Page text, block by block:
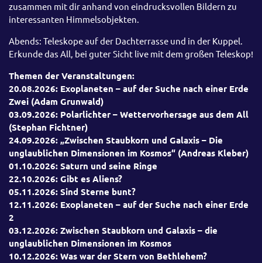
zusammen mit dir anhand von eindrucksvollen Bildern zu
interessanten Himmelsobjekten.
Abends: Teleskope auf der Dachterrasse und in der Kuppel.
Erkunde das All, bei guter Sicht live mit dem großen Teleskop!
Themen der Veranstaltungen:
20.08.2026: Exoplaneten – auf der Suche nach einer Erde
Zwei (Adam Grunwald)
03.09.2026: Polarlichter – Wettervorhersage aus dem All
(Stephan Fichtner)
24.09.2026: „Zwischen Staubkorn und Galaxis – Die
unglaublichen Dimensionen im Kosmos“ (Andreas Kleber)
01.10.2026: Saturn und seine Ringe
22.10.2026: Gibt es Aliens?
05.11.2026: Sind Sterne bunt?
12.11.2026: Exoplaneten – auf der Suche nach einer Erde
2
03.12.2026: Zwischen Staubkorn und Galaxis – die
unglaublichen Dimensionen im Kosmos
10.12.2026: Was war der Stern von Bethlehem?